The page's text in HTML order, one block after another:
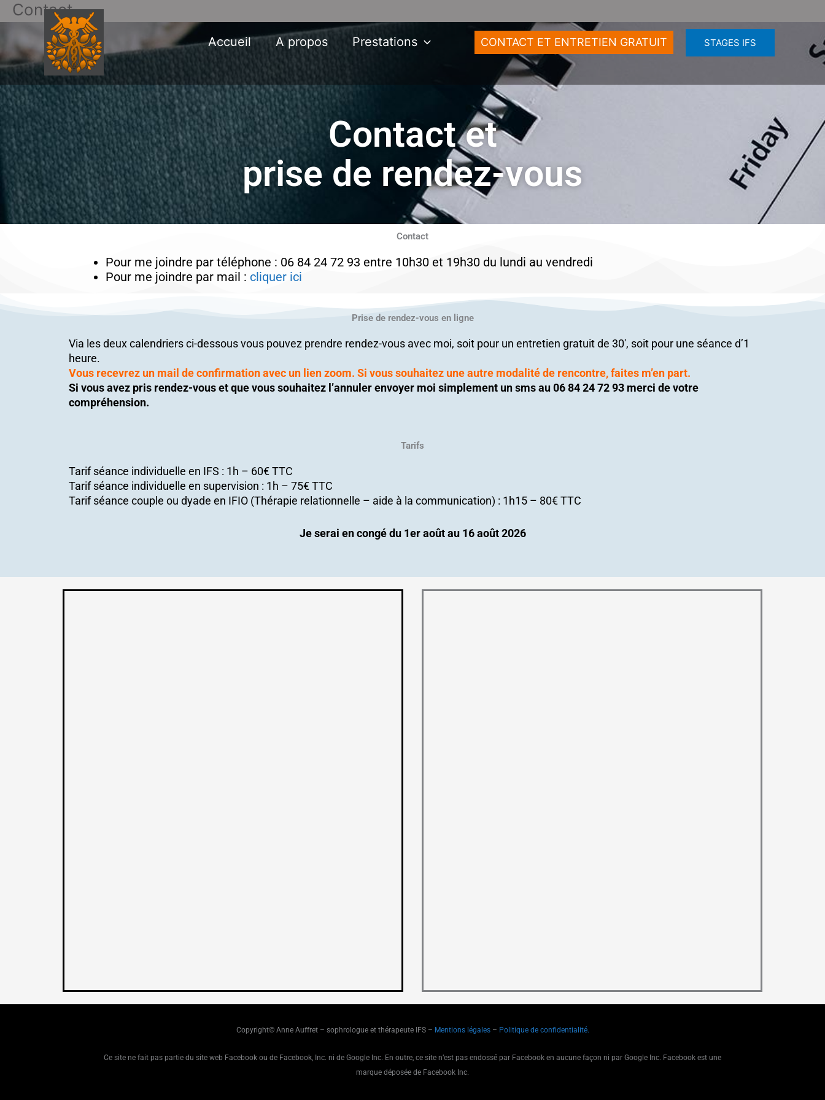
Aller
au
Accueil A propos Prestations CONTACT ET ENTRETIEN GRATUIT STAGES IFS
Contact
Contact et
prise de rendez-vous
Contact
Pour me joindre par téléphone : 06 84 24 72 93 entre 10h30 et 19h30 du lundi au vendredi
Pour me joindre par mail : cliquer ici
Prise de rendez-vous en ligne
Via les deux calendriers ci-dessous vous pouvez prendre rendez-vous avec moi, soit pour un entretien gratuit de 30′, soit pour une séance d’1
heure.
Vous recevrez un mail de confirmation avec un lien zoom. Si vous souhaitez une autre modalité de rencontre, faites m’en part.
Si vous avez pris rendez-vous et que vous souhaitez l’annuler envoyer moi simplement un sms au 06 84 24 72 93 merci de votre
compréhension.
Tarifs
Tarif séance individuelle en IFS : 1h – 60€ TTC
Tarif séance individuelle en supervision : 1h – 75€ TTC
Tarif séance couple ou dyade en IFIO (Thérapie relationnelle – aide à la communication) : 1h15 – 80€ TTC
Je serai en congé du 1er août au 16 août 2026
Copyright© Anne Auffret – sophrologue et thérapeute IFS – Mentions légales– Politique de confidentialité.
Ce site ne fait pas partie du site web Facebook ou de Facebook, Inc. ni de Google Inc. En outre, ce site n’est pas endossé par Facebook en aucune façon ni par Google Inc. Facebook est une
marque déposée de Facebook Inc.